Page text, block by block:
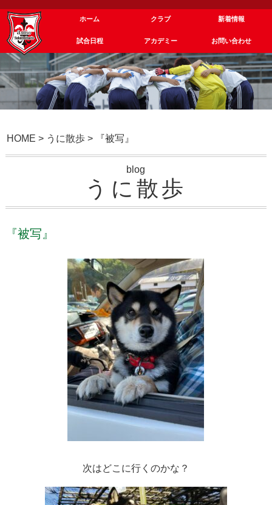
ホーム クラブ 新着情報
試合日程 アカデミー お問い合わせ
HOME > うに散歩 > 『被写』
blog
うに散歩
『被写』
次はどこに行くのかな？